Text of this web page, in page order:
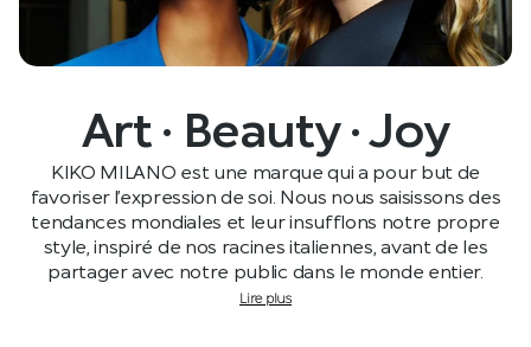
Art · Beauty · Joy
KIKO MILANO est une marque qui a pour but de
favoriser l’expression de soi. Nous nous saisissons des
tendances mondiales et leur insufflons notre propre
style, inspiré de nos racines italiennes, avant de les
partager avec notre public dans le monde entier.
Lire plus